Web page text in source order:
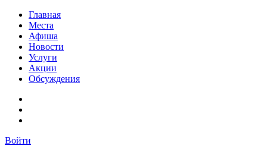
Главная
Места
Афиша
Новости
Услуги
Акции
Обсуждения
Войти